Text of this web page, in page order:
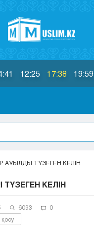
12:25 17:38 19:59
АУЫЛДЫ ТҮЗЕГЕН КЕЛІН
КЕЛІН
6093
0